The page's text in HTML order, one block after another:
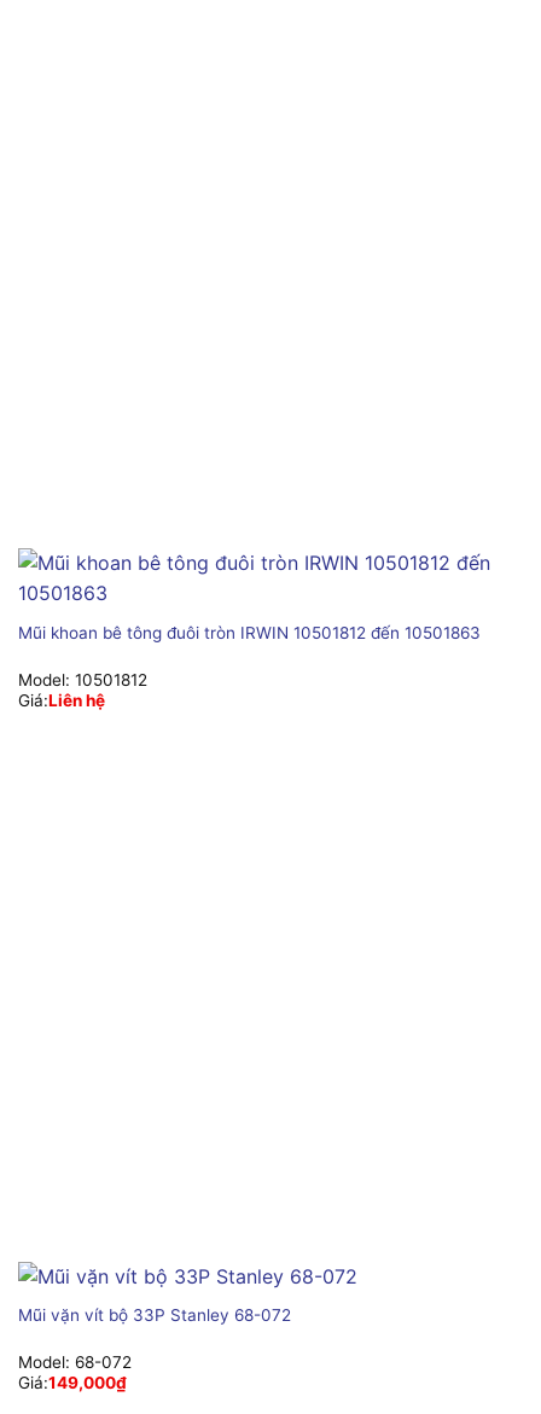
Mũi khoan bê tông đuôi tròn IRWIN 10501812 đến 10501863
Model: 10501812
Giá:Liên hệ
Mũi vặn vít bộ 33P Stanley 68-072
Model: 68-072
Giá:149,000₫